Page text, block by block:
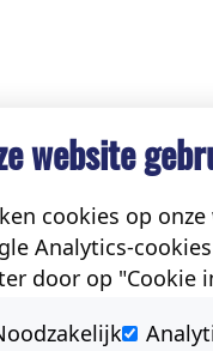
website
cookies op
Analytics-
door op